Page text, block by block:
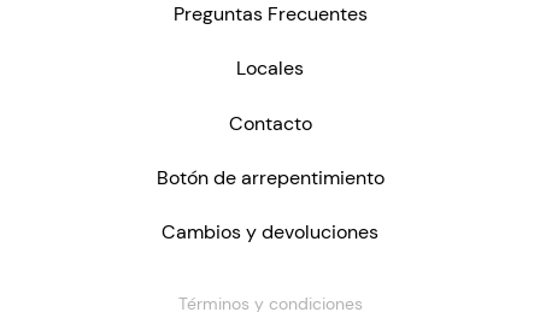
Preguntas Frecuentes
Locales
Contacto
Botón de arrepentimiento
Cambios y devoluciones
Términos y condiciones